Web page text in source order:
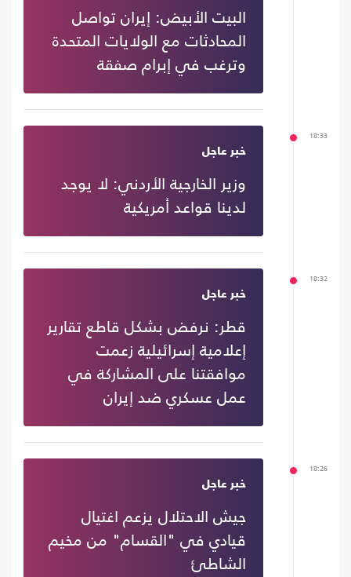
البيت الأبيض: إيران تواصل
المحادثات مع الولايات المتحدة
وترغب في إبرام صفقة
18:33
خبر عاجل
وزير الخارجية الأردني: لا يوجد
لدينا قواعد أمريكية
18:32
خبر عاجل
قطر: نرفض بشكل قاطع تقارير
إعلامية إسرائيلية زعمت
موافقتنا على المشاركة في
عمل عسكري ضد إيران
18:26
خبر عاجل
جيش الاحتلال يزعم اغتيال
قيادي في "القسام" من مخيم
الشاطئ